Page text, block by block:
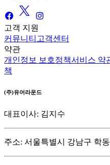
고객 지원
커뮤니티 고객센터
약관
개인정보 보호정책서비스 약
책
(주)유어라운드
대표이사: 김지수
주소: 서울특별시 강남구 학